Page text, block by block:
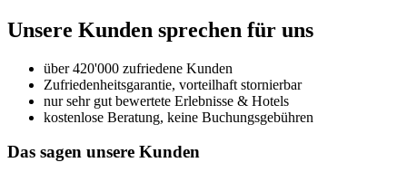
Unsere Kunden sprechen für uns
über 420'000 zufriedene Kunden
Zufriedenheitsgarantie, vorteilhaft stornierbar
nur sehr gut bewertete Erlebnisse & Hotels
kostenlose Beratung, keine Buchungsgebühren
Das sagen unsere Kunden